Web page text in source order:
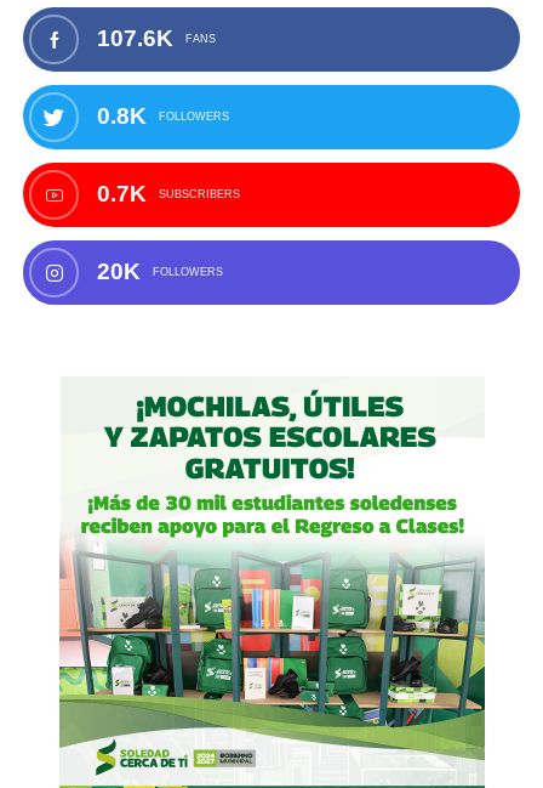
107.6K FANS
0.8K FOLLOWERS
0.7K SUBSCRIBERS
20K FOLLOWERS